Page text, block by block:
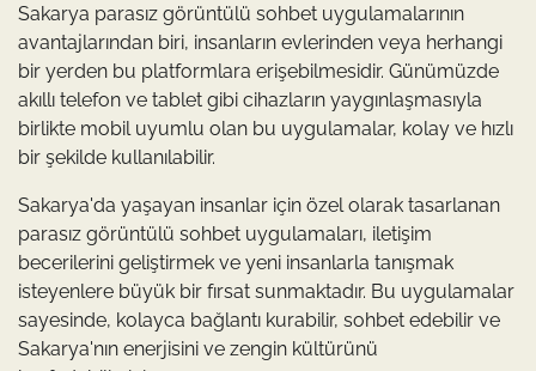
Sakarya parasız görüntülü sohbet uygulamalarının
avantajlarından biri, insanların evlerinden veya herhangi
bir yerden bu platformlara erişebilmesidir. Günümüzde
akıllı telefon ve tablet gibi cihazların yaygınlaşmasıyla
birlikte mobil uyumlu olan bu uygulamalar, kolay ve hızlı
bir şekilde kullanılabilir.
Sakarya'da yaşayan insanlar için özel olarak tasarlanan
parasız görüntülü sohbet uygulamaları, iletişim
becerilerini geliştirmek ve yeni insanlarla tanışmak
isteyenlere büyük bir fırsat sunmaktadır. Bu uygulamalar
sayesinde, kolayca bağlantı kurabilir, sohbet edebilir ve
Sakarya'nın enerjisini ve zengin kültürünü